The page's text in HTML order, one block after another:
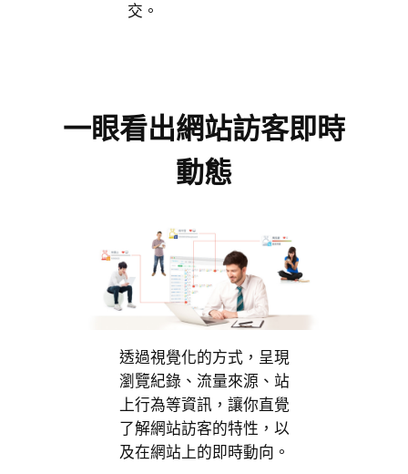
交。
一眼看出網站訪客即時
動態
透過視覺化的方式，呈現
瀏覽紀錄、流量來源、站
上行為等資訊，讓你直覺
了解網站訪客的特性，以
及在網站上的即時動向。